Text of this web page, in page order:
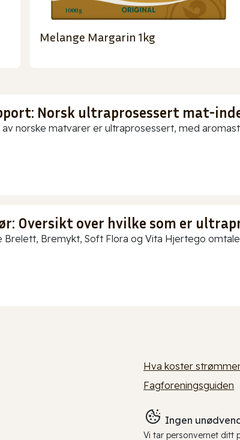
Melange Margarin 1kg
Norsk ultraprosessert mat-
av norske matvarer er ultraprosessert, med
Oversikt over hvilke som er
Brelett, Bremykt, Soft Flora og Vita Hjertego
Hva koster
Fagforeningsguiden
Ingen
Vi tar personvernet ditt